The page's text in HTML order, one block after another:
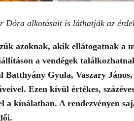
Dóra alkotásait is láthatják az
azoknak, akik ellátogatnak a
a vendégek
Batthyány Gyula, Vaszary
Ezen kívül értékes,
a kínálatban. A rendezvényen